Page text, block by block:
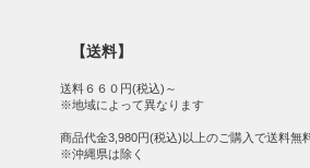
【送料】
送料６６０円(税込)～
※地域によって異なります
商品代金3,980円(税込)以上のご購入で送料無
※沖縄県は除く